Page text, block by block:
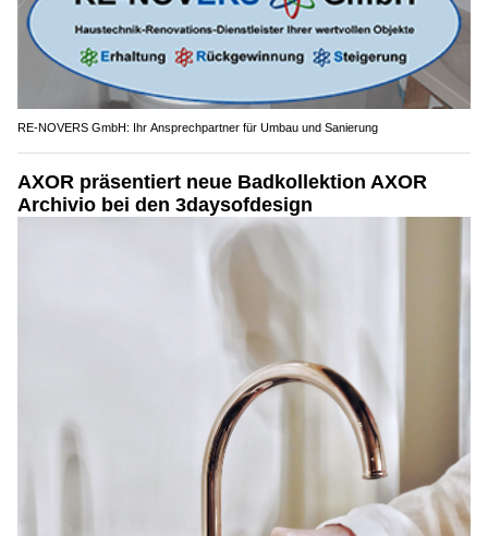
RE-NOVERS GmbH: Ihr Ansprechpartner für Umbau und Sanierung
AXOR präsentiert neue Badkollektion AXOR
Archivio bei den 3daysofdesign